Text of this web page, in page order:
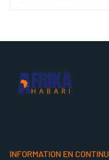
INFORMATION EN CONTINU